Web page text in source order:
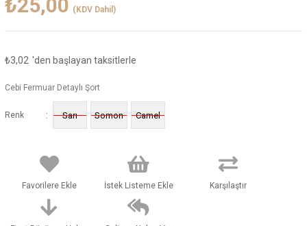
₺25,00 (KDV Dahil)
₺3,02 'den başlayan taksitlerle
Cebi Fermuar Detaylı Şort
Renk : Sarı Somon Camel
Favorilere Ekle İstek Listeme Ekle Karşılaştır